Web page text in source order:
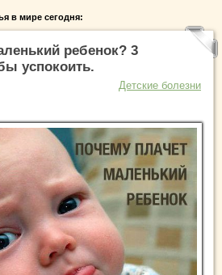
в мире сегодня:
ребенок? 3
успокоить.
Детские болезни